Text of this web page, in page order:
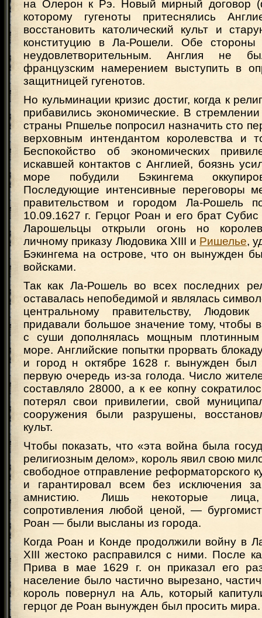
на Олерон к Рэ. Новый мирный договор
которому гугеноты притеснялись
восстановить католический культ и
конституцию в Ла-Рошели. Обе стороны
неудовлетворительным. Англия не
французским намерением выступить в
защитницей гугенотов.
Но кульминации кризис достиг, когда к
прибавились экономические. В
страны Рпшелье попросил назначить сто
верховным интендантом королевства и
Беспокойство об экономических
искавшей контактов с Англией, боязнь
море побудили Бэкингема
Последующие интенсивные переговоры
правительством и городом Ла-Рошель
10.09.1627 г. Герцог Роан и его брат
Ларошельцы открыли огонь но
личному приказу Людовика XIII и Ришелье,
Бэкингема на острове, что он вынужден
войсками.
Так как Ла-Рошель во всех последних
оставалась непобедимой и являлась
центральному правительству,
придавали большое значение тому, чтобы
с суши дополнялась мощным
море. Английские попытки прорвать
и город н октябре 1628 г. вынужден был
первую очередь из-за голода. Число
составляло 28000, а к ее копну
потерял свои привилегии, свой
сооружения были разрушены,
культ.
Чтобы показать, что «эта война была
религиозным делом», король явил свою
свободное отправление реформаторского
и гарантировал всем без исключения
амнистию. Лишь некоторые лица,
сопротивления любой ценой, —
Роан — были высланы из города.
Когда Роан и Конде продолжили войну в
XIII жестоко расправился с ними. После
Прива в мае 1629 г. он приказал его
население было частично вырезано,
король повернул на Аль, который
герцог де Роан вынужден был просить мира.